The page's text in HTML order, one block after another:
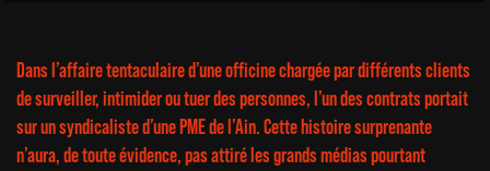
Dans l’affaire tentaculaire d’une officine chargée par différents clients
de surveiller, intimider ou tuer des personnes, l’un des contrats portait
sur un syndicaliste d’une PME de l’Ain. Cette histoire surprenante
n’aura, de toute évidence, pas attiré les grands médias pourtant